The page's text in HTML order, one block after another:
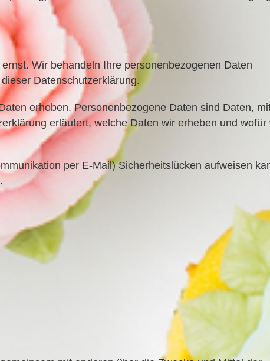
Wir behandeln Ihre personenbezogenen Daten
Datenschutzerklärung.
erhoben. Personenbezogene Daten sind Daten,
erläutert, welche Daten wir erheben und wofür
per E-Mail) Sicherheitslücken aufweisen